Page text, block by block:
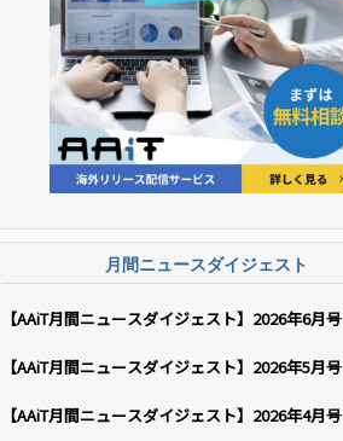
月間ニュースダイジェスト
【AAiT月間ニュースダイジェスト】2026年6月号
【AAiT月間ニュースダイジェスト】2026年5月号
【AAiT月間ニュースダイジェスト】2026年4月号